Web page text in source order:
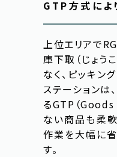
GTP方式によ
上位エリアで
庫下取（じょう
なく、ピッキン
ステーションは
るGTP（Goods
ない商品も柔軟
作業を大幅に
す。